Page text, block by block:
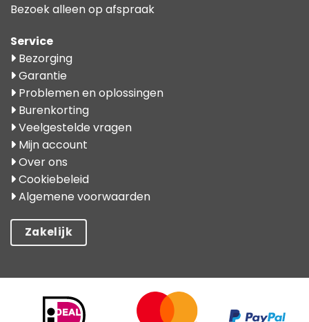
Bezoek alleen op afspraak
Service
Bezorging
Garantie
Problemen en oplossingen
Burenkorting
Veelgestelde vragen
Mijn account
Over ons
Cookiebeleid
Algemene voorwaarden
Zakelijk